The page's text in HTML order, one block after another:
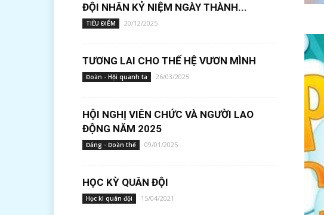
ĐỘI NHÂN KỶ NIỆM NGÀY THÀNH...
TIÊU ĐIỂM 20/12/2025
TƯƠNG LAI CHO THẾ HỆ VƯƠN MÌNH
Đoàn - Hội quanh ta 26/03/2025
HỘI NGHỊ VIÊN CHỨC VÀ NGƯỜI LAO
ĐỘNG NĂM 2025
Đảng - Đoàn thể 09/01/2025
HỌC KỲ QUÂN ĐỘI
Học kì quân đội 15/04/2021